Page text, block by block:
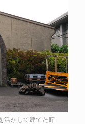
活かして建てた貯